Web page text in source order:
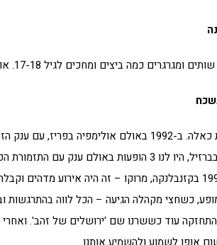
כמה ביצים ומחכים לגיל 17-18. אולי הם עוד יהיו זמרים ואולי לא…
היו כמה הופעות כאלה. ב-1992 באולם
שלנו. ב-1997 בברזיל, היו לנו 3 הופעות
הכותרת – ב-1998 בקזנבלנקה, מרוקו – זה היה אירוע
כשחצי מקהלה הגיעה – הכל לווה בהתרגשות
עוד כששרנו שם 'ירושלים של זהב'.